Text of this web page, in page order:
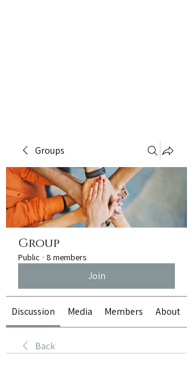
Groups
Group
Public · 8 members
Join
Discussion Media Members About
Back